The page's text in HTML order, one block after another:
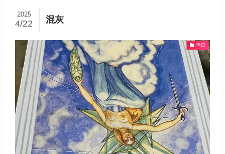
混灰
2025
4/22
壱日